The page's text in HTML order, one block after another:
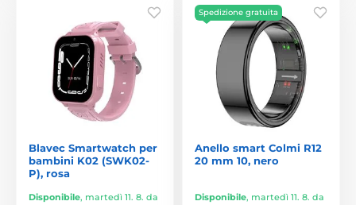
Blavec Smartwatch per
bambini K02 (SWK02-
P), rosa
Disponibile, martedì 11. 8. da
Spedizione gratuita
Anello smart Colmi R12
20 mm 10, nero
Disponibile, martedì 11. 8. da